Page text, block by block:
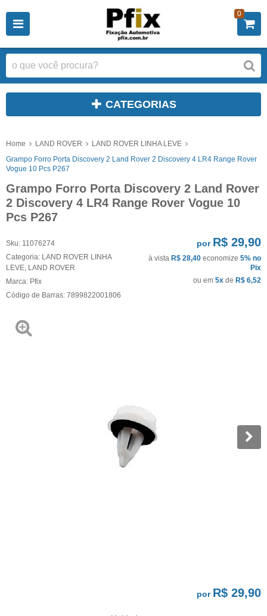
0
CATEGORIAS
Home LAND ROVER
LAND ROVER LINHA LEVE
Grampo Forro Porta Discovery 2 Land Rover 2 Discovery 4 LR4 Range Rover
Vogue 10 Pcs P267
Grampo Forro Porta Discovery 2 Land Rover
2 Discovery 4 LR4 Range Rover Vogue 10
Pcs P267
Sku: 11076274
Categoria: LAND ROVER LINHA
LEVE LAND ROVER
Marca: Pfix
Código de Barras: 7899822001806
por R$ 29,90
à vista R$ 28,40 economize 5% no
Pix
ou em 5x de R$ 6,52
por R$ 29,90